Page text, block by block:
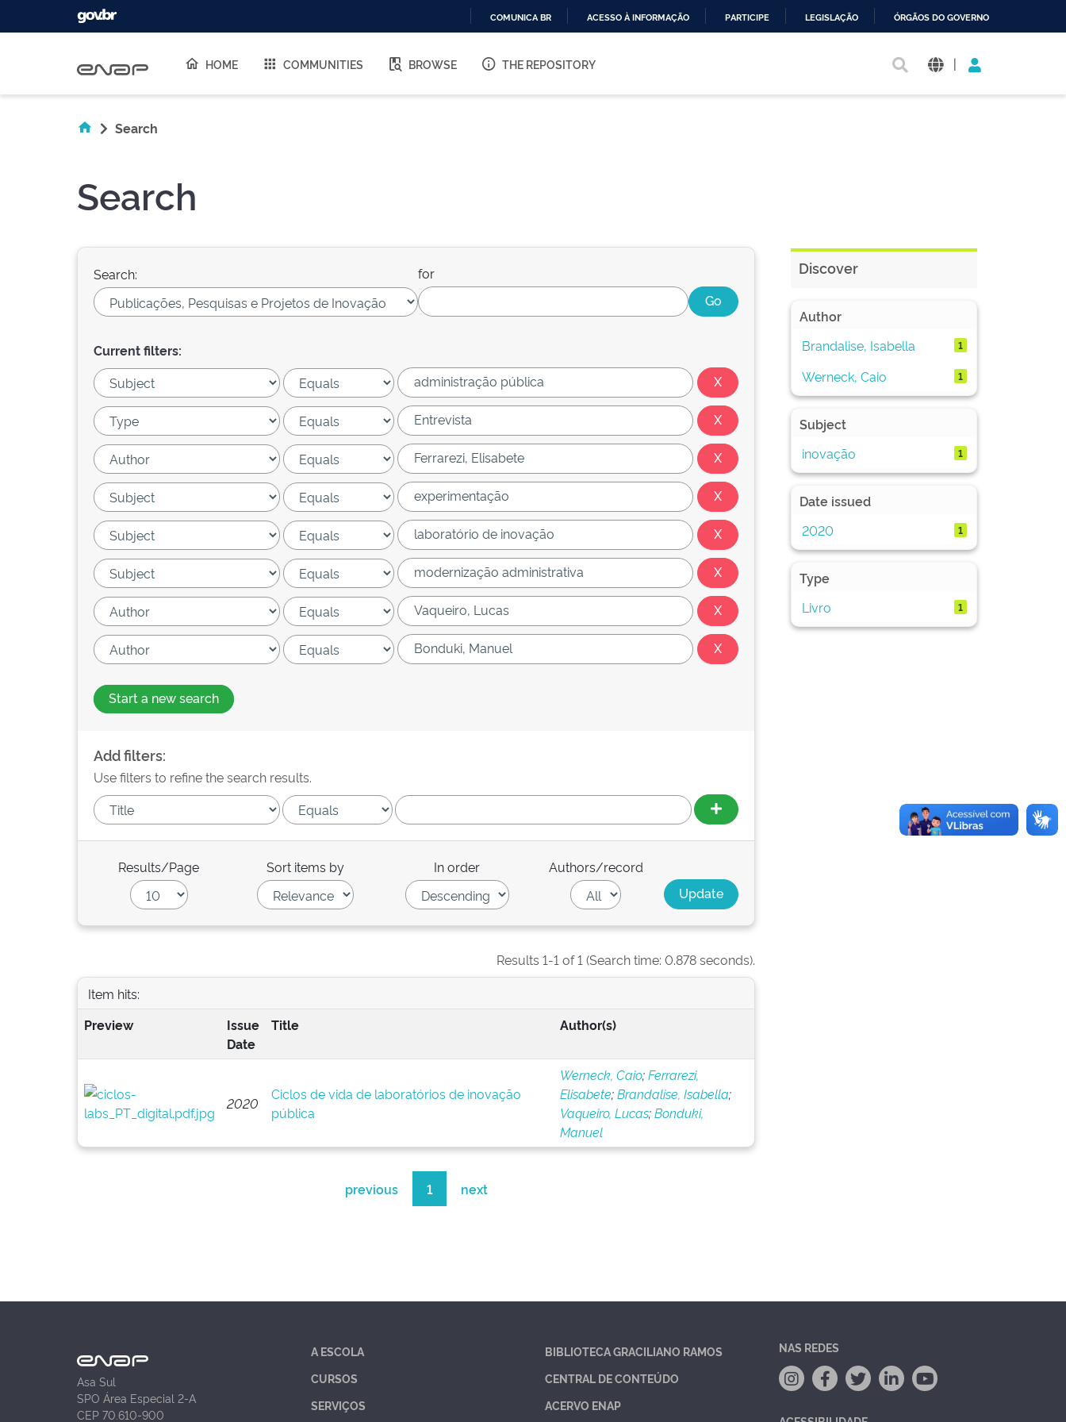
O
COMUNICA BR ACESSO À INFORMAÇÃO PARTICIPE LEGISLAÇÃO ÓRGÃOS DO GOVERNO
HOME COMMUNITIES BROWSE THE REPOSITORY |
Search
Search
Search: for
Current filters:
Start a new search
Add filters:
Use filters to refine the search results.
Results/Page Sort items by In order Authors/record
Results 1-1 of 1 (Search time: 0.878 seconds).
Item hits:
Preview
Issue
Date
Title Author(s)
2020
Ciclos de vida de laboratórios de inovação
pública
Werneck, Caio;Ferrarezi,
Elisabete;Brandalise, Isabella;
Vaqueiro, Lucas;Bonduki,
Manuel
previous 1 next
Discover
Author
Brandalise, Isabella
1
Werneck, Caio 1
Subject
inovação
1
Date issued
2020
1
Type
Livro
1
Asa Sul
SPO Área Especial 2-A
CEP 70.610-900
A ESCOLA
CURSOS
SERVIÇOS
BIBLIOTECA GRACILIANO RAMOS
CENTRAL DE CONTEÚDO
ACERVO ENAP
NAS REDES